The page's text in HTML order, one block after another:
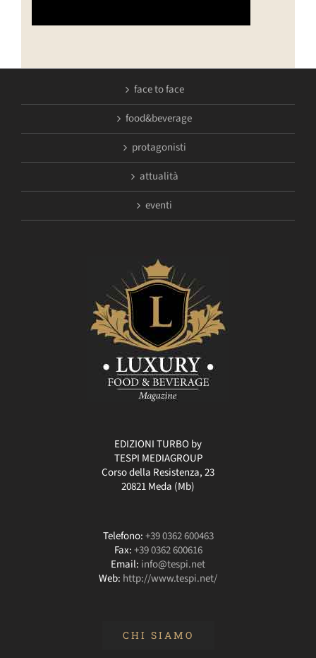
face to face
food&beverage
protagonisti
attualità
eventi
EDIZIONI TURBO by
TESPI MEDIAGROUP
Corso della Resistenza, 23
20821 Meda (Mb)
Telefono:+39 0362 600463
Fax:+39 0362 600616
Email: info@tespi.net
Web: http://www.tespi.net/
CHI SIAMO